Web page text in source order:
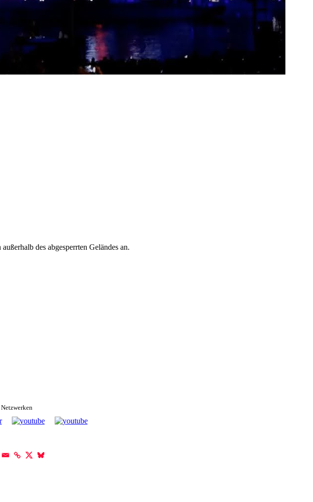
des abgesperrten Geländes an.